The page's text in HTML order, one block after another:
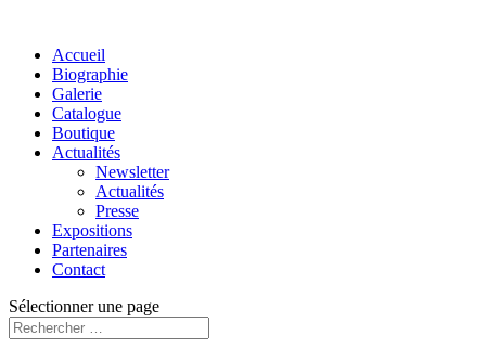
Accueil
Biographie
Galerie
Catalogue
Boutique
Actualités
Newsletter
Actualités
Presse
Expositions
Partenaires
Contact
Sélectionner une page